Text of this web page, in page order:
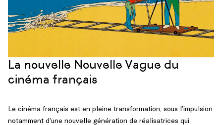
La nouvelle Nouvelle Vague du
cinéma français
Le cinéma français est en pleine transformation, sous l’impulsion
notamment d’une nouvelle génération de réalisatrices qui